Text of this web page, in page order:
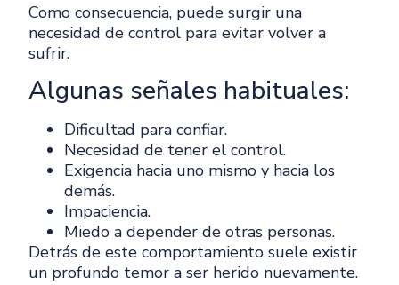
Como consecuencia, puede surgir una
necesidad de control para evitar volver a
sufrir.
Algunas señales habituales:
Dificultad para confiar.
Necesidad de tener el control.
Exigencia hacia uno mismo y hacia los
demás.
Impaciencia.
Miedo a depender de otras personas.
Detrás de este comportamiento suele existir
un profundo temor a ser herido nuevamente.